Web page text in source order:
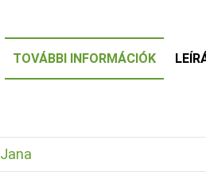
TOVÁBBI INFORMÁCIÓK
Jana